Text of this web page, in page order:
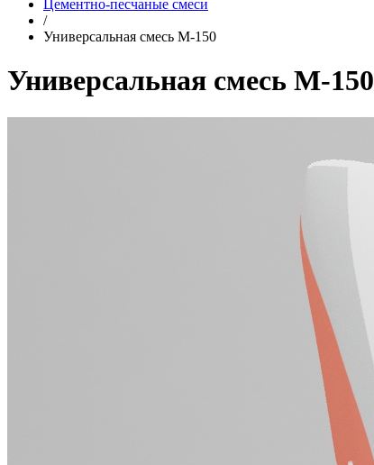
Цементно-песчаные смеси
/
Универсальная смесь М-150
Универсальная смесь М-150